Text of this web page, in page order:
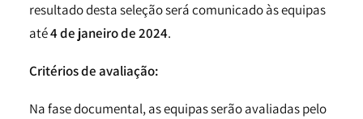
resultado desta seleção será comunicado às equipas
até4 de janeiro de 2024.
Critérios de avaliação:
Na fase documental, as equipas serão avaliadas pelo